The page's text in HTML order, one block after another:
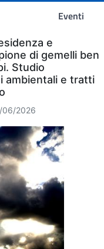
Eventi
e
di gemelli ben
Studio
ambientali e tratti
06/2026